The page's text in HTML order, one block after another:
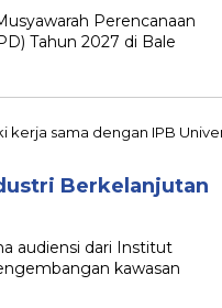
Perencanaan
Tahun 2027 di Bale
Berkelanjutan
audiensi dari Institut
kawasan